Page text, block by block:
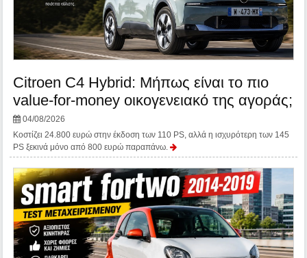
Citroen C4 Hybrid: Μήπως είναι το πιο
value-for-money οικογενειακό της αγοράς;
04/08/2026
Κοστίζει 24.800 ευρώ στην έκδοση των 110 PS, αλλά η ισχυρότερη των 145
PS ξεκινά μόνο από 800 ευρώ παραπάνω.